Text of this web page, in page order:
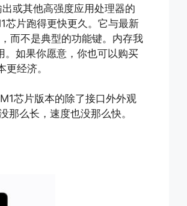
或其他高强度应用处理器的
芯片跑得更快更久。它与最新
而不是典型的功能键。内存我
。如果你愿意，你也可以购买
经济。
芯片版本的除了接口外外观
么长，速度也没那么快。